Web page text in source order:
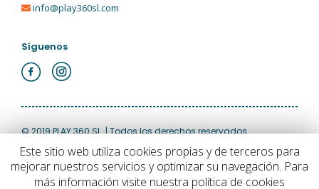
info@play360sl.com
Síguenos
© 2019 PLAY 360 SL. | Todos los derechos reservados
Aviso Legal| Política de Privacidad |Política de Cookies
Este sitio web utiliza cookies propias y de terceros para
mejorar nuestros servicios y optimizar su navegación. Para
más información visite nuestra política de cookies